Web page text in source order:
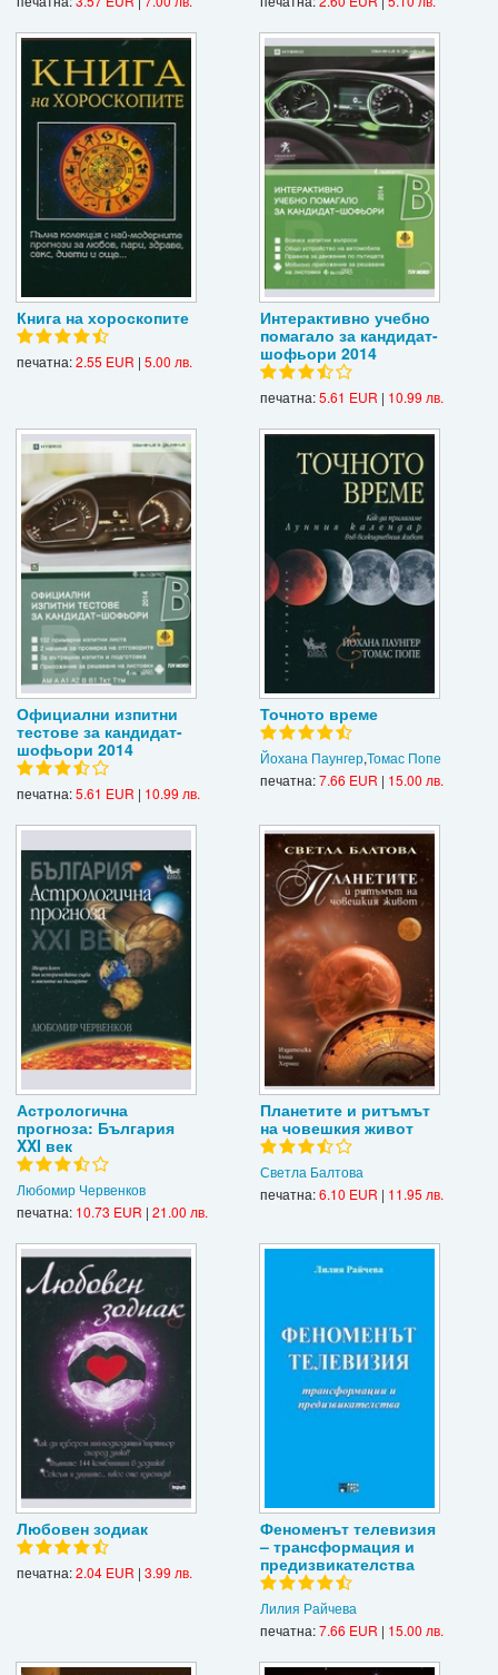
Книга на хороскопите
печатна:2.55 EUR | 5.00 лв.
Интерактивно учебно
помагало за кандидат-
шофьори 2014
печатна:5.61 EUR | 10.99 лв.
Официални изпитни
тестове за кандидат-
шофьори 2014
печатна:5.61 EUR | 10.99 лв.
Точното време
Йохана Паунгер,Томас Попе
печатна:7.66 EUR | 15.00 лв.
Астрологична
прогноза: България
XXI век
Любомир Червенков
печатна: 10.73 EUR | 21.00 лв.
Планетите и ритъмът
на човешкия живот
Светла Балтова
печатна:6.10 EUR | 11.95 лв.
Любовен зодиак
печатна:2.04 EUR | 3.99 лв.
Феноменът телевизия
– трансформация и
предизвикателства
Лилия Райчева
печатна:7.66 EUR | 15.00 лв.